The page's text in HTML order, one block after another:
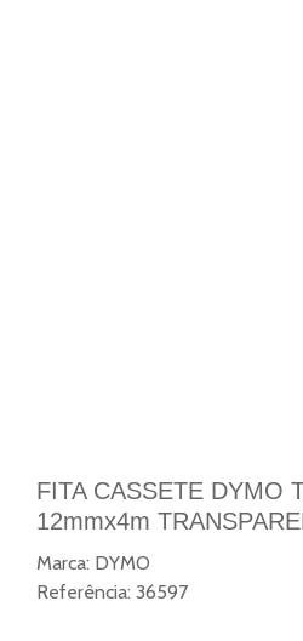
FITA CASSETE DYMO
12mmx4m
Marca: DYMO
Referência: 36597